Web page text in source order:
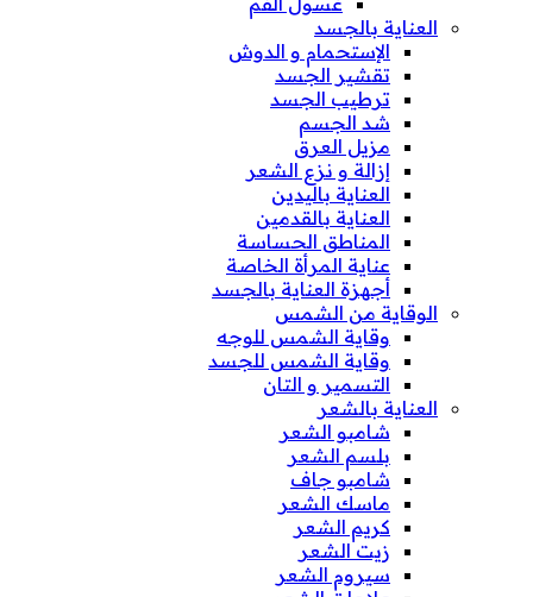
العناية بالجسد
الإستحمام و الدوش
تقشير الجسد
ترطيب الجسد
شد الجسم
مزيل العرق
إزالة و نزع الشعر
العناية باليدين
العناية بالقدمين
المناطق الحساسة
عناية المرأة الخاصة
أجهزة العناية بالجسد
الوقاية من الشمس
وقاية الشمس للوجه
وقاية الشمس للجسد
التسمير و التان
العناية بالشعر
شامبو الشعر
بلسم الشعر
شامبو جاف
ماسك الشعر
كريم الشعر
زيت الشعر
سيروم الشعر